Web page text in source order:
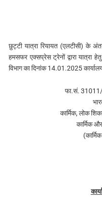
छुट्टी यात्रा रियायत (एलटीसी) के
हमसफर एक्सप्रेस ट्रेनों द्वारा यात्रा
विभाग का दिनांक 14.01.2025
फा.सं.
कार्मिक, लोक
कार्मिक